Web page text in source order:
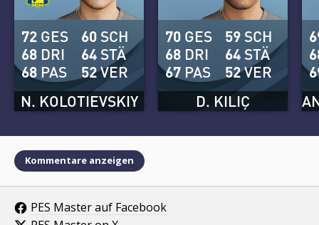
N. KOLOTIEVSKIY
72 GES
68 DRI
68 PAS
60 SCH
64 STÄ
52VER
D. KILIÇ
70 GES
68 DRI
67 PAS
59 SCH
64 STÄ
52VER
Kommentare anzeigen
PES Master auf Facebook